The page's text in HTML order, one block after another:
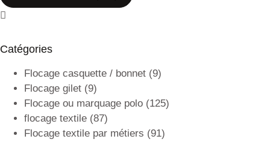
Catégories
Flocage casquette / bonnet (9)
Flocage gilet (9)
Flocage ou marquage polo (125)
flocage textile (87)
Flocage textile par métiers (91)